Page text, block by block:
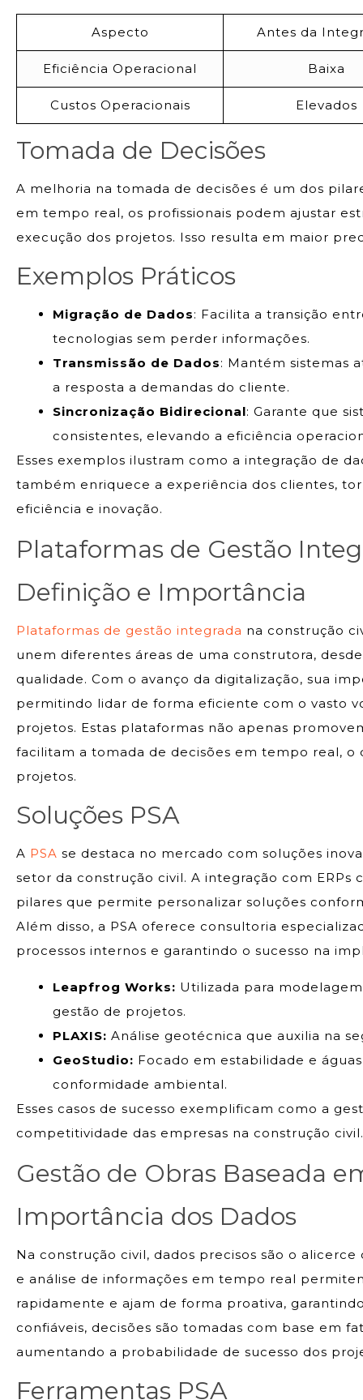
Aspecto Antes da
Eficiência Operacional Baixa
Custos Operacionais Elevados
Tomada de Decisões
A melhoria na tomada de decisões é um dos
em tempo real, os profissionais podem ajustar
execução dos projetos. Isso resulta em maior
Exemplos Práticos
Migração de Dados: Facilita a transição
tecnologias sem perder informações.
Transmissão de Dados: Mantém sistemas
a resposta a demandas do cliente.
Sincronização Bidirecional: Garante que
consistentes, elevando a eficiência
Esses exemplos ilustram como a integração de
também enriquece a experiência dos clientes,
eficiência e inovação.
Plataformas de Gestão
Definição e Importância
Plataformas de gestão integrada na construção
unem diferentes áreas de uma construtora,
qualidade. Com o avanço da digitalização, sua
permitindo lidar de forma eficiente com o vasto
projetos. Estas plataformas não apenas
facilitam a tomada de decisões em tempo real, o
projetos.
Soluções PSA
A PSA se destaca no mercado com soluções
setor da construção civil. A integração com ERPs
pilares que permite personalizar soluções
Além disso, a PSA oferece consultoria
processos internos e garantindo o sucesso na
Leapfrog Works: Utilizada para
gestão de projetos.
PLAXIS: Análise geotécnica que auxilia na
GeoStudio: Focado em estabilidade e
conformidade ambiental.
Esses casos de sucesso exemplificam como a
competitividade das empresas na construção civil.
Gestão de Obras Baseada
Importância dos Dados
Na construção civil, dados precisos são o
e análise de informações em tempo real
rapidamente e ajam de forma proativa,
confiáveis, decisões são tomadas com base em
aumentando a probabilidade de sucesso dos
Ferramentas PSA